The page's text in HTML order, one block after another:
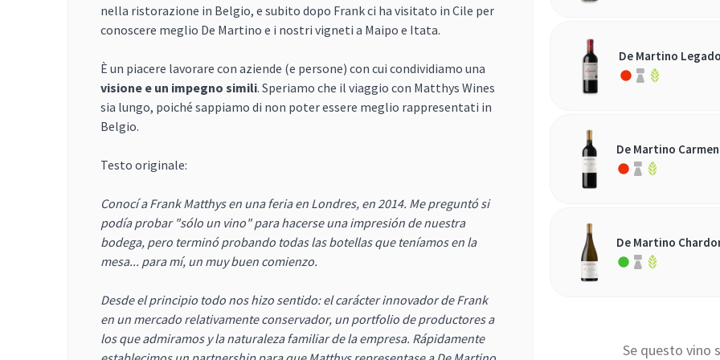
nella ristorazione in Belgio, e subito dopo Frank ci ha visitato in Cile per
conoscere meglio De Martino e i nostri vigneti a Maipo e Itata.
È un piacere lavorare con aziende (e persone) con cui condividiamo una
visione e un impegno simili. Speriamo che il viaggio con Matthys Wines
sia lungo, poiché sappiamo di non poter essere meglio rappresentati in
Belgio.
Testo originale:
Conocí a Frank Matthys en una feria en Londres, en 2014. Me preguntó si
podía probar "sólo un vino" para hacerse una impresión de nuestra
bodega, pero terminó probando todas las botellas que teníamos en la
mesa... para mí, un muy buen comienzo.
Desde el principio todo nos hizo sentido: el carácter innovador de Frank
en un mercado relativamente conservador, un portfolio de productores a
los que admiramos y la naturaleza familiar de la empresa. Rápidamente
De Martino
De Martino
De Martino
Se questo vino